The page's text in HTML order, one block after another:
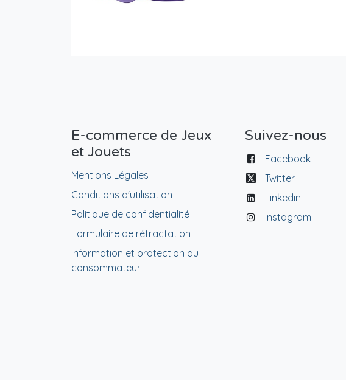
E-commerce de Jeux
et Jouets
Mentions Légales
Conditions d'utilisation
Politique de confidentialité
Formulaire de rétractation
Information et protection du
consommateur
Suivez-nous
Facebook
Twitter
Linkedin
Instagram